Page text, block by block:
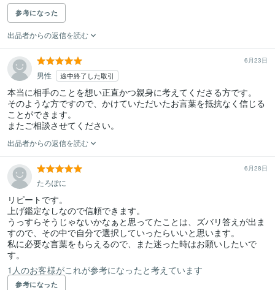
参考になった
出品者からの返信を読む
6月23日
男性 途中終了した取引
本当に相手のことを想い正直かつ親身に考えてくださる方です。
そのような方ですので、かけていただいたお言葉を抵抗なく信じる
ことができます。
またご相談させてください。
出品者からの返信を読む
6月28日
たろぽに
リピートです。
上げ鑑定なしなので信頼できます。
うっすらそうじゃないかなぁと思ってたことは、ズバリ答えが出ま
すので、その中で自分で選択していったらいいと思います。
私に必要な言葉をもらえるので、また迷った時はお願いしたいで
す。
1人のお客様がこれが参考になったと考えています
参考になった